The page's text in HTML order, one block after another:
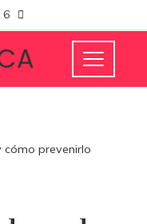
6
cómo prevenirlo